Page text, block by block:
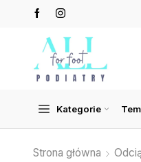
Promocje nawet do 50%
Kategorie
Strona główna